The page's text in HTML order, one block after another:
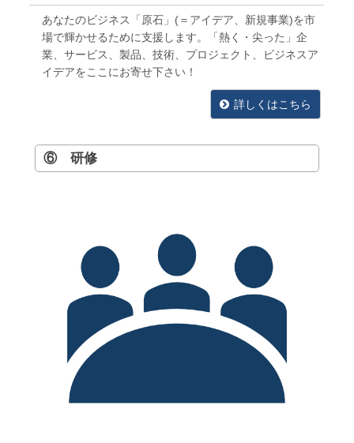
あなたのビジネス「原石」(＝アイデア、新規事業)を市
場で輝かせるために支援します。「熱く・尖った」企
業、サービス、製品、技術、プロジェクト、ビジネスア
イデアをここにお寄せ下さい！
詳しくはこちら
⑥ 研修